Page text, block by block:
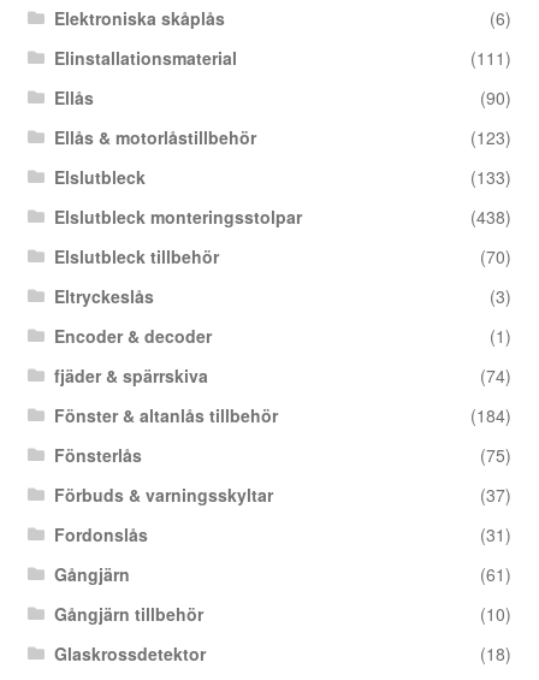
Elektroniska skåplås
(6)
Elinstallationsmaterial
(111)
Ellås
(90)
Ellås & motorlåstillbehör
(123)
Elslutbleck
(133)
Elslutbleck monteringsstolpar
(438)
Elslutbleck tillbehör
(70)
Eltryckeslås
(3)
Encoder & decoder
(1)
fjäder & spärrskiva
(74)
Fönster & altanlås tillbehör
(184)
Fönsterlås
(75)
Förbuds & varningsskyltar
(37)
Fordonslås
(31)
Gångjärn
(61)
Gångjärn tillbehör
(10)
Glaskrossdetektor
(18)